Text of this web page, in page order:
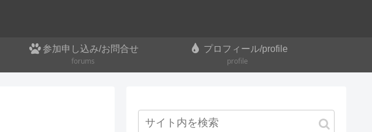
参加申し込み/お問合せ
forums
プロフィール/profile
profile